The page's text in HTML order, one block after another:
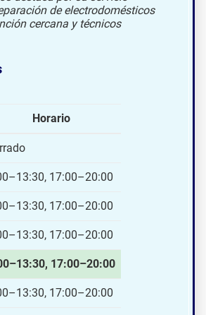
de electrodomésticos
cercana y técnicos
Horario
17:00–20:00
17:00–20:00
17:00–20:00
17:00–20:00
17:00–20:00